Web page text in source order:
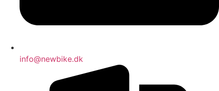
info@newbike.dk